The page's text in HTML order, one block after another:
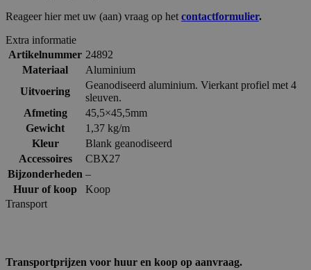
Reageer hier met uw (aan) vraag op het contactformulier.
Extra informatie
Artikelnummer 24892
Materiaal
Aluminium
Uitvoering
Geanodiseerd aluminium. Vierkant profiel met 4
sleuven.
Afmeting
45,5×45,5mm
Gewicht
1,37 kg/m
Kleur
Blank geanodiseerd
Accessoires
CBX27
Bijzonderheden –
Huur of koop
Koop
Transport
Transportprijzen voor huur en koop op aanvraag.